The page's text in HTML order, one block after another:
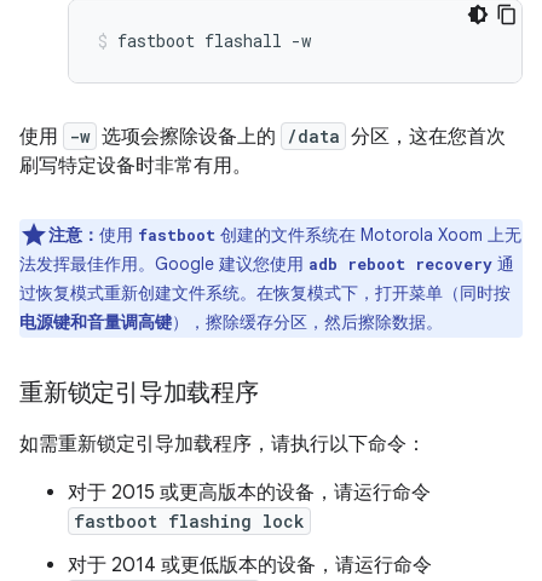
fastboot flashall -w
使用 -w 选项会擦除设备上的 /data 分区，这在您首次
刷写特定设备时非常有用。
注意： 使用 fastboot 创建的文件系统在 Motorola Xoom 上无
法发挥最佳作用。Google 建议您使用 adb reboot recovery 通
过恢复模式重新创建文件系统。在恢复模式下，打开菜单（同时按
电源键和音量调高键），擦除缓存分区，然后擦除数据。
重新锁定引导加载程序
如需重新锁定引导加载程序，请执行以下命令：
对于 2015 或更高版本的设备，请运行命令
fastboot flashing lock
对于 2014 或更低版本的设备，请运行命令